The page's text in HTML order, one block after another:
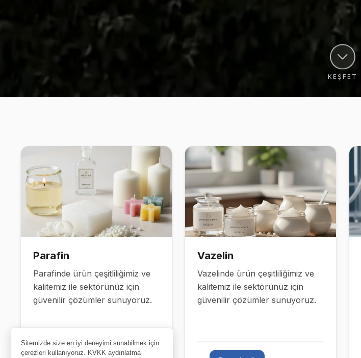
KEŞFET
Ürün Gruplarımız
Parafin
Parafinde ürün çeşitliliğimiz ve
kalitemiz ile sektörünüz için
güvenilir çözümler sunuyoruz.
Vazelin
Vazelinde ürün çeşitliliğimiz ve
kalitemiz ile sektörünüz için
güvenilir çözümler sunuyoruz.
Sitemizde size en iyi deneyimi sunabilmek için
çerezleri kullanıyoruz. KVKK aydınlatma